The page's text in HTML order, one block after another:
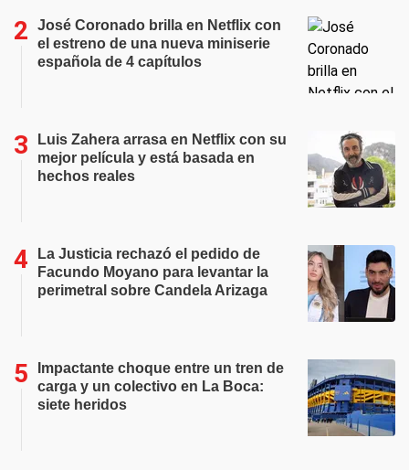
José Coronado brilla en Netflix con
el estreno de una nueva miniserie
española de 4 capítulos
Luis Zahera arrasa en Netflix con su
mejor película y está basada en
hechos reales
La Justicia rechazó el pedido de
Facundo Moyano para levantar la
perimetral sobre Candela Arizaga
Impactante choque entre un tren de
carga y un colectivo en La Boca:
siete heridos